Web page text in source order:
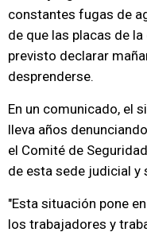
constantes fugas de
de que las placas de
previsto declarar
desprenderse.
En un comunicado, el
lleva años
el Comité de
de esta sede judicial y
"Esta situación pone
los trabajadores y